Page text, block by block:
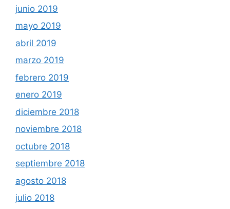
junio 2019
mayo 2019
abril 2019
marzo 2019
febrero 2019
enero 2019
diciembre 2018
noviembre 2018
octubre 2018
septiembre 2018
agosto 2018
julio 2018